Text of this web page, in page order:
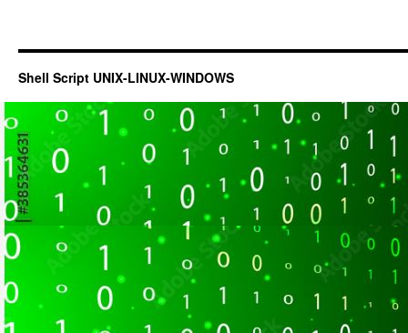
Shell Script UNIX-LINUX-WINDOWS